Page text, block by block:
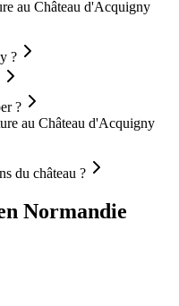
au Château d'Acquigny
?
?
au Château d'Acquigny
du château ?
Normandie